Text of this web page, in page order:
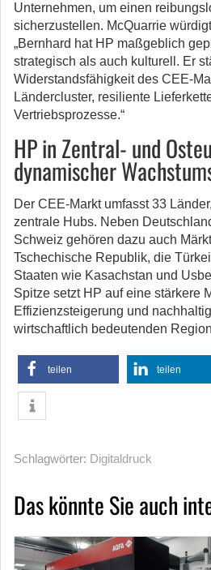
Unternehmen, um einen
sicherzustellen. McQuarrie
„Bernhard hat HP maßgeblich
strategisch als auch kulturell. Er
Widerstandsfähigkeit des CEE-
Ländercluster, resiliente
Vertriebsprozesse.“
HP in Zentral- und
dynamischer
Der CEE-Markt umfasst 33
zentrale Hubs. Neben
Schweiz gehören dazu auch
Tschechische Republik, die
Staaten wie Kasachstan und
Spitze setzt HP auf eine stärkere
Effizienzsteigerung und
wirtschaftlich bedeutenden
teilen teilen
Schlagwörter: Digitaldruck
Das könnte Sie auch